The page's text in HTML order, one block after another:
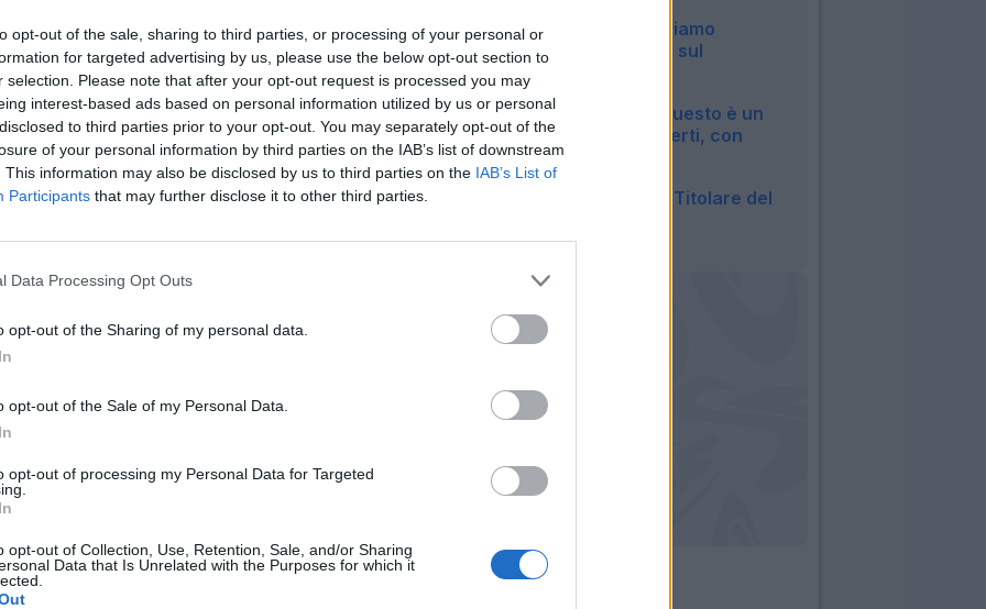
opt-out of the sale, sharing to third parties, or processing of your personal or
for targeted advertising by us, please use the below opt-out section to
selection. Please note that after your opt-out request is processed you may
interest-based ads based on personal information utilized by us or personal
to third parties prior to your opt-out. You may separately opt-out of the
of your personal information by third parties on the IAB’s list of downstream
This information may also be disclosed by us to third parties on the IAB’s List of
Participants that may further disclose it to other third parties.
Data Processing Opt Outs
opt-out of the Sharing of my personal data.
opt-out of the Sale of my Personal Data.
opt-out of processing my Personal Data for Targeted
opt-out of Collection, Use, Retention, Sale, and/or Sharing
Data that Is Unrelated with the Purposes for which it
che Nicolò ha avuto a Udine e della
sarà necessario trovare un nuovo accordo
possa davvero poggiare su basi
a Udine la scorsa estate è stata
il tempo, negli ultimi minuti di
i termini contrattualizzati dell'ingaggio di
definitivo, non rispecchiavano il suo
Inter, Chivu: "Abbiamo
bisogno di minuti, sul
12:04
Roma, Castro: "Questo è un
sogno a occhi aperti, con
Malen..."
09:07
Aggiornamento - Titolare del
09:00